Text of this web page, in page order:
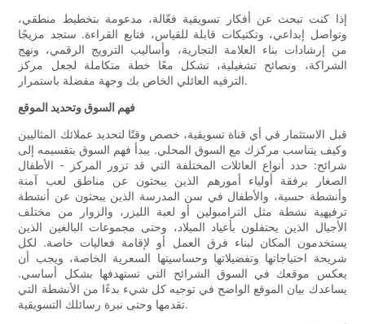
إذا كنت تبحث عن أفكار تسويقية فعّالة، مدعومة بتخطيط منطقي،
وتواصل إبداعي، وتكتيكات قابلة للقياس، فتابع القراءة. ستجد مزيجًا
من إرشادات بناء العلامة التجارية، وأساليب الترويج الرقمي، ونهج
الشراكة، ونصائح تشغيلية، تشكل معًا خطة متكاملة لجعل مركز
الترفيه العائلي الخاص بك وجهة مفضلة باستمرار.
فهم السوق وتحديد الموقع
قبل الاستثمار في أي قناة تسويقية، خصص وقتًا لتحديد عملائك المثاليين
وكيف يتناسب مركزك مع السوق المحلي. يبدأ فهم السوق بتقسيمه إلى
شرائح: حدد أنواع العائلات المختلفة التي قد تزور المركز - الأطفال
الصغار برفقة أولياء أمورهم الذين يبحثون عن مناطق لعب آمنة
وأنشطة حسية، والأطفال في سن المدرسة الذين يبحثون عن أنشطة
ترفيهية نشطة مثل الترامبولين أو لعبة الليزر، والزوار من مختلف
الأجيال الذين يحتفلون بأعياد الميلاد، وحتى مجموعات البالغين الذين
يستخدمون المكان لبناء فرق العمل أو لإقامة فعاليات خاصة. لكل
شريحة احتياجاتها وتفضيلاتها وحساسيتها السعرية الخاصة، ويجب أن
يعكس موقعك في السوق الشرائح التي تستهدفها بشكل أساسي.
يساعدك بيان الموقع الواضح في توجيه كل شيء بدءًا من الأنشطة التي
تقدمها وحتى نبرة رسائلك التسويقية.